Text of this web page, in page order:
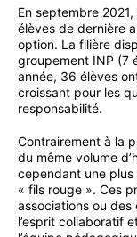
En septembre
élèves de dernière
option. La filière
groupement INP (7
année, 36 élèves
croissant pour les
responsabilité.
Contrairement à la
du même volume
cependant une
« fils rouge ». Ces
associations ou
l’esprit collaboratif